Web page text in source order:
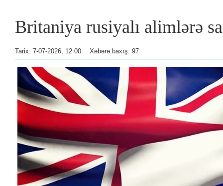
Britaniya rusiyalı alimlərə
Tarix: 7-07-2026, 12:00 Xəbərə baxış: 97